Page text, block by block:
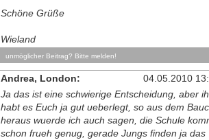
Schöne Grüße
Wieland
unmöglicher Beitrag? Bitte melden!
Andrea, London:
04.05.2010
Ja das ist eine schwierige Entscheidung, aber
habt es Euch ja gut ueberlegt, so aus dem
heraus wuerde ich auch sagen, die Schule
schon frueh genug, gerade Jungs finden ja das